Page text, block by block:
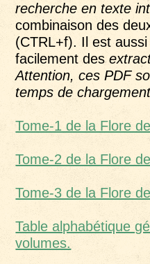
recherche en texte
combinaison des
(CTRL+f). Il est
facilement des
Attention, ces PDF
temps de
Tome-1 de la Flore
Tome-2 de la Flore
Tome-3 de la Flore
Table alphabétique
volumes.